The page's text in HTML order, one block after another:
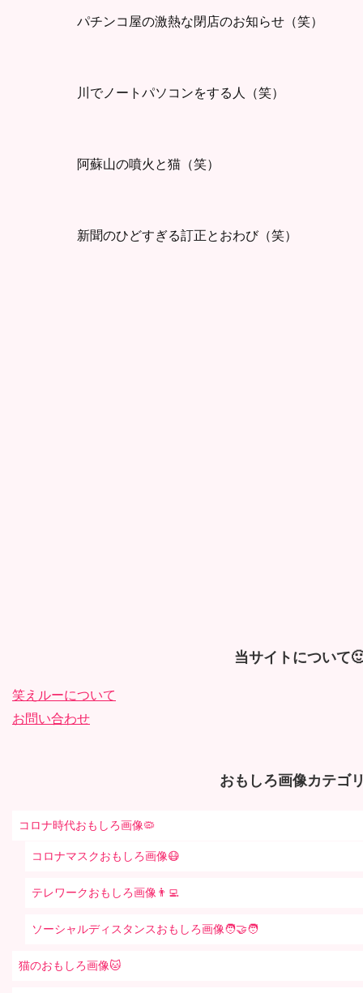
パチンコ屋の激熱な閉店のお知らせ（笑）
川でノートパソコンをする人（笑）
阿蘇山の噴火と猫（笑）
新聞のひどすぎる訂正とおわび（笑）
当サイトについて
笑えルーについて
お問い合わせ
おもしろ画像カテゴ
コロナ時代おもしろ画像🦠
コロナマスクおもしろ画像😷
テレワークおもしろ画像👨‍💻
ソーシャルディスタンスおもしろ画像🧑‍🤝‍🧑
猫のおもしろ画像🐱